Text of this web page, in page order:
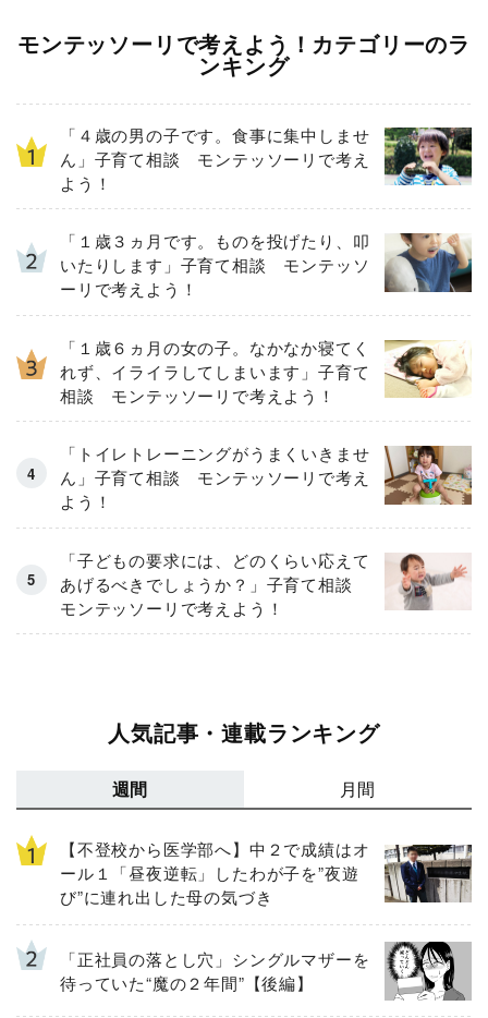
モンテッソーリで考えよう！カテゴリーのラ
ンキング
「４歳の男の子です。食事に集中しませ
ん」子育て相談 モンテッソーリで考え
よう！
「１歳３ヵ月です。ものを投げたり、叩
いたりします」子育て相談 モンテッソ
ーリで考えよう！
「１歳６ヵ月の女の子。なかなか寝てく
れず、イライラしてしまいます」子育て
相談 モンテッソーリで考えよう！
「トイレトレーニングがうまくいきませ
ん」子育て相談 モンテッソーリで考え
よう！
「子どもの要求には、どのくらい応えて
あげるべきでしょうか？」子育て相談
モンテッソーリで考えよう！
人気記事・連載ランキング
週間 月間
【不登校から医学部へ】中２で成績はオ
ール１「昼夜逆転」したわが子を”夜遊
び”に連れ出した母の気づき
「正社員の落とし穴」シングルマザーを
待っていた“魔の２年間”【後編】